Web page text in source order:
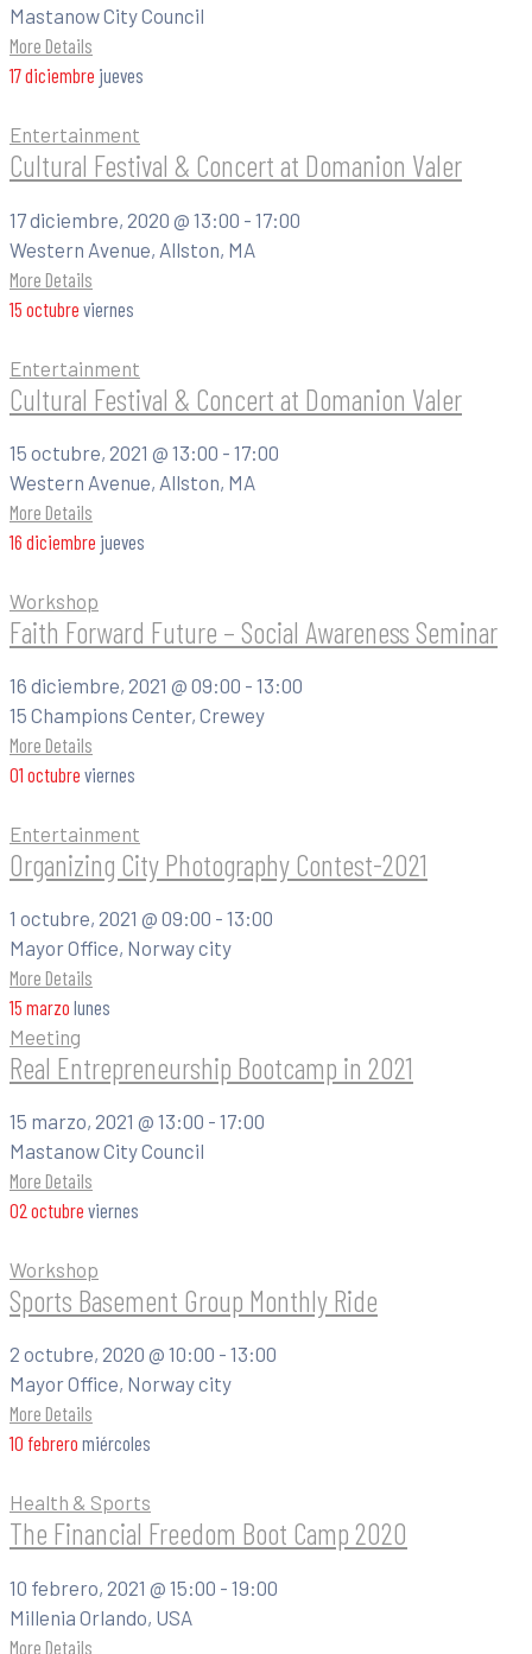
Mastanow City Council
More Details
17diciembre jueves
Entertainment
Cultural Festival & Concert at Domanion Valer
17 diciembre, 2020 @ 13:00 - 17:00
Western Avenue, Allston, MA
More Details
15 octubre viernes
Entertainment
Cultural Festival & Concert at Domanion Valer
15 octubre, 2021 @ 13:00 - 17:00
Western Avenue, Allston, MA
More Details
16 diciembre jueves
Workshop
Faith Forward Future – Social Awareness Seminar
16 diciembre, 2021 @ 09:00 - 13:00
15 Champions Center, Crewey
More Details
01 octubre viernes
Entertainment
Organizing City Photography Contest-2021
1 octubre, 2021 @ 09:00 - 13:00
Mayor Office, Norway city
More Details
15 marzo lunes
Meeting
Real Entrepreneurship Bootcamp in 2021
15 marzo, 2021 @ 13:00 - 17:00
Mastanow City Council
More Details
02 octubre viernes
Workshop
Sports Basement Group Monthly Ride
2 octubre, 2020 @ 10:00 - 13:00
Mayor Office, Norway city
More Details
10 febrero miércoles
Health & Sports
The Financial Freedom Boot Camp 2020
10 febrero, 2021 @ 15:00 - 19:00
Millenia Orlando, USA
More Details